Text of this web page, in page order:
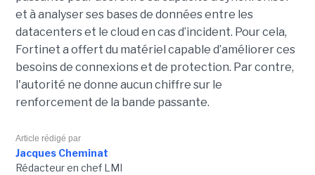
et à analyser ses bases de données entre les
datacenters et le cloud en cas d’incident. Pour cela,
Fortinet a offert du matériel capable d’améliorer ces
besoins de connexions et de protection. Par contre,
l'autorité ne donne aucun chiffre sur le
renforcement de la bande passante.
Article rédigé par
Jacques Cheminat
Rédacteur en chef LMI